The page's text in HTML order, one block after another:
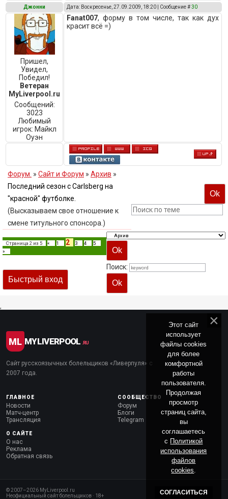
Джонни Дата: Воскресенье, 27.09.2009, 18:20 | Сообщение #30
Пришел,
Увидел,
Победил!
Ветеран
MyLiverpool.ru
Сообщений:
3023
Любимый
игрок: Майкл
Оуэн
Fanat007, форму в том числе, так как дух
красит всё =)
Форум. » Сайт и Форум » Архив »
Последний сезон с Carlsberg на
"красной" футболке.
(Высказываем свое отношение к
смене титульного спонсора.)
Страница 2 из 5 « 1 2 3 4
5
»
Поиск:
,
ML MYLIVERPOOL .RU
Сайт русскоязычных болельщиков «Ливерпуля» с
2007 года.
ГЛАВНОЕ
Новости
Матч-центр
Трансляция
СООБЩЕСТВО
Форум
Блоги
Telegram
О САЙТЕ
О нас
Реклама
Обратная связь
© 2007–2026 MyLiverpool.ru
Неофициальный сайт болельщиков · 18+
Этот сайт
использует
файлы cookies
для более
комфортной
работы
пользователя.
Продолжая
просмотр
страниц сайта,
вы
соглашаетесь
с Политикой
использования
файлов
cookies
СОГЛАСИТЬСЯ